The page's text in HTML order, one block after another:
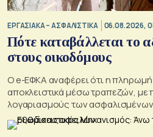
ΕΡΓΑΣΙΑΚΑ – ΑΣΦΑΛΙΣΤΙΚΑ 06.08.2026,
Πότε καταβάλλεται το
στους οικοδόμους
O e-ΕΦΚΑ αναφέρει ότι η
αποκλειστικά μέσω τραπεζών,
λογαριασμούς των ασφαλισμένων